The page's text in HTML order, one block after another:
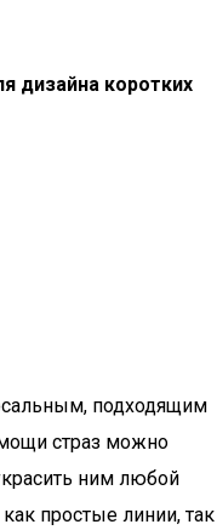
дизайна коротких
подходящим
страз можно
ним любой
простые линии, так